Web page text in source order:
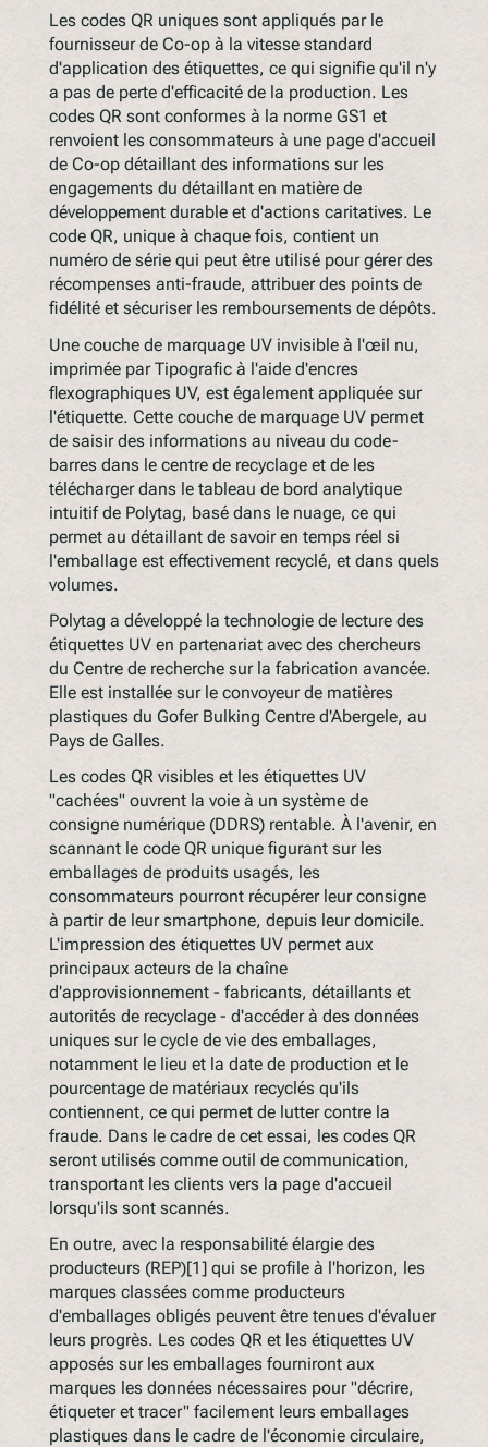
Les codes QR uniques sont appliqués par le
fournisseur de Co-op à la vitesse standard
d'application des étiquettes, ce qui signifie qu'il n'y
a pas de perte d'efficacité de la production. Les
codes QR sont conformes à la norme GS1 et
renvoient les consommateurs à une page d'accueil
de Co-op détaillant des informations sur les
engagements du détaillant en matière de
développement durable et d'actions caritatives. Le
code QR, unique à chaque fois, contient un
numéro de série qui peut être utilisé pour gérer des
récompenses anti-fraude, attribuer des points de
fidélité et sécuriser les remboursements de dépôts.
Une couche de marquage UV invisible à l'œil nu,
imprimée par Tipografic à l'aide d'encres
flexographiques UV, est également appliquée sur
l'étiquette. Cette couche de marquage UV permet
de saisir des informations au niveau du code-
barres dans le centre de recyclage et de les
télécharger dans le tableau de bord analytique
intuitif de Polytag, basé dans le nuage, ce qui
permet au détaillant de savoir en temps réel si
l'emballage est effectivement recyclé, et dans quels
volumes.
Polytag a développé la technologie de lecture des
étiquettes UV en partenariat avec des chercheurs
du Centre de recherche sur la fabrication avancée.
Elle est installée sur le convoyeur de matières
plastiques du Gofer Bulking Centre d'Abergele, au
Pays de Galles.
Les codes QR visibles et les étiquettes UV
"cachées" ouvrent la voie à un système de
consigne numérique (DDRS) rentable. À l'avenir, en
scannant le code QR unique figurant sur les
emballages de produits usagés, les
consommateurs pourront récupérer leur consigne
à partir de leur smartphone, depuis leur domicile.
L'impression des étiquettes UV permet aux
principaux acteurs de la chaîne
d'approvisionnement - fabricants, détaillants et
autorités de recyclage - d'accéder à des données
uniques sur le cycle de vie des emballages,
notamment le lieu et la date de production et le
pourcentage de matériaux recyclés qu'ils
contiennent, ce qui permet de lutter contre la
fraude. Dans le cadre de cet essai, les codes QR
seront utilisés comme outil de communication,
transportant les clients vers la page d'accueil
lorsqu'ils sont scannés.
En outre, avec la responsabilité élargie des
producteurs (REP)[1] qui se profile à l'horizon, les
marques classées comme producteurs
d'emballages obligés peuvent être tenues d'évaluer
leurs progrès. Les codes QR et les étiquettes UV
apposés sur les emballages fourniront aux
marques les données nécessaires pour "décrire,
étiqueter et tracer" facilement leurs emballages
plastiques dans le cadre de l'économie circulaire,